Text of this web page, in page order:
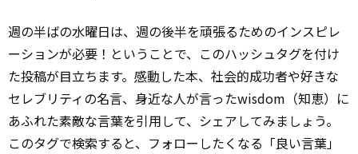
週の半ばの水曜日は、週の後半を頑張るためのインスピレ
ーションが必要！ということで、このハッシュタグを付け
た投稿が目立ちます。 感動した本、社会的成功者や好きな
セレブリティの名言、身近な人が言ったwisdom（知恵）に
あふれた素敵な言葉を引用して、シェアしてみましょう。
このタグで検索すると、フォローしたくなる「良い言葉」